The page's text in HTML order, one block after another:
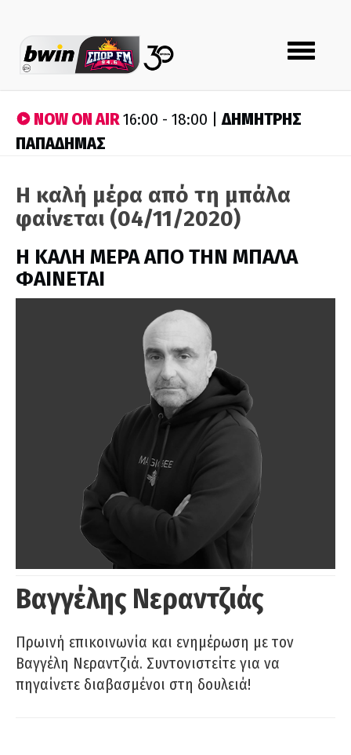
Toggle
navigation
NOW ON AIR16:00 - 18:00 |ΔΗΜΗΤΡΗΣ
ΠΑΠΑΔΗΜΑΣ
Η καλή μέρα από τη μπάλα
φαίνεται (04/11/2020)
H ΚΑΛΗ ΜΕΡΑ ΑΠΟ ΤΗΝ ΜΠΑΛΑ
ΦΑΙΝΕΤΑΙ
Βαγγέλης Νεραντζιάς
Πρωινή επικοινωνία και ενημέρωση με τον
Βαγγέλη Νεραντζιά. Συντονιστείτε για να
πηγαίνετε διαβασμένοι στη δουλειά!